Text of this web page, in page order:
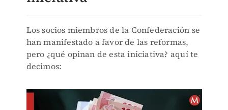
Los socios miembros de la Confederación se
han manifestado a favor de las reformas,
pero ¿qué opinan de esta iniciativa? aquí te
decimos: